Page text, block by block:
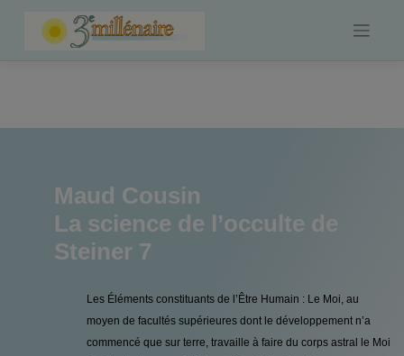
Maud Cousin
La science de l’occulte de
Steiner 7
Les Éléments constituants de l’Être Humain : Le Moi, au
moyen de facultés supérieures dont le développement n’a
commencé que sur terre, travaille à faire du corps astral le Moi